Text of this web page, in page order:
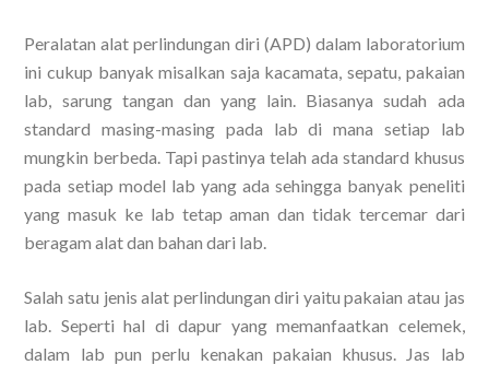
Peralatan alat perlindungan diri (APD) dalam laboratorium
ini cukup banyak misalkan saja kacamata, sepatu, pakaian
lab, sarung tangan dan yang lain. Biasanya sudah ada
standard masing-masing pada lab di mana setiap lab
mungkin berbeda. Tapi pastinya telah ada standard khusus
pada setiap model lab yang ada sehingga banyak peneliti
yang masuk ke lab tetap aman dan tidak tercemar dari
beragam alat dan bahan dari lab.
Salah satu jenis alat perlindungan diri yaitu pakaian atau jas
lab. Seperti hal di dapur yang memanfaatkan celemek,
dalam lab pun perlu kenakan pakaian khusus. Jas lab